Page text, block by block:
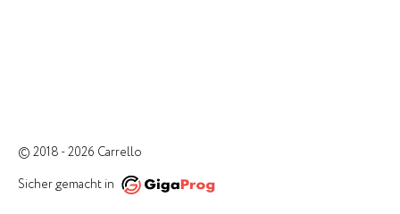
© 2018 - 2026 Carrello
Sicher gemacht in